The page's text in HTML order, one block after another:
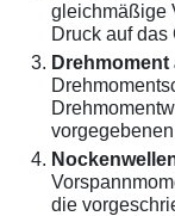
gleichmäßige
Druck auf
die